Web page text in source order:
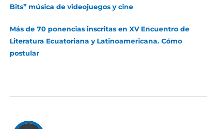
Bits” música de videojuegos y cine
Más de 70 ponencias inscritas en XV Encuentro de
Literatura Ecuatoriana y Latinoamericana. Cómo
postular